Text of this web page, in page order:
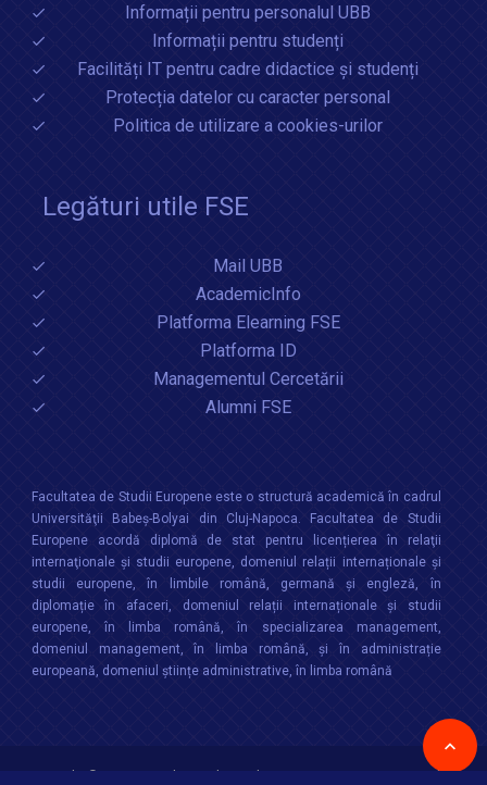
Informații pentru personalul UBB
Informații pentru studenți
Facilități IT pentru cadre didactice și studenți
Protecția datelor cu caracter personal
Politica de utilizare a cookies-urilor
Legături utile FSE
Mail UBB
AcademicInfo
Platforma Elearning FSE
Platforma ID
Managementul Cercetării
Alumni FSE
Facultatea de Studii Europene este o structură academică în cadrul
Universităţii Babeș-Bolyai din Cluj-Napoca. Facultatea de Studii
Europene acordă diplomă de stat pentru licențierea în relaţii
internaţionale şi studii europene, domeniul relații internaționale şi
studii europene, în limbile română, germană și engleză, în
diplomație în afaceri, domeniul relații internaționale și studii
europene, în limba română, în specializarea management,
domeniul management, în limba română, și în administrație
europeană, domeniul științe administrative, în limba română
Copyright © 2026 : Facultatea de Studii Europene Universitatea Babes-